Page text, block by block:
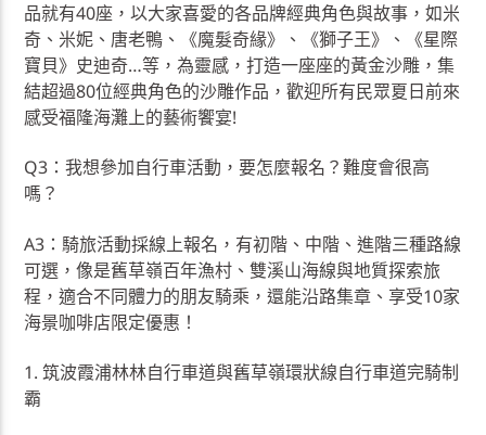
品就有40座，以大家喜愛的各品牌經典角色與故事，如米
奇、米妮、唐老鴨、《魔髮奇緣》、《獅子王》、《星際
寶貝》史迪奇…等，為靈感，打造一座座的黃金沙雕，集
結超過80位經典角色的沙雕作品，歡迎所有民眾夏日前來
感受福隆海灘上的藝術饗宴!
Q3：我想參加自行車活動，要怎麼報名？難度會很高
嗎？
A3：騎旅活動採線上報名，有初階、中階、進階三種路線
可選，像是舊草嶺百年漁村、雙溪山海線與地質探索旅
程，適合不同體力的朋友騎乘，還能沿路集章、享受10家
海景咖啡店限定優惠！
1. 筑波霞浦林林自行車道與舊草嶺環狀線自行車道完騎制
霸